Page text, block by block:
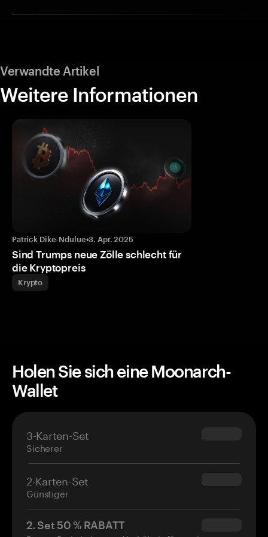
Verwandte Artikel
Weitere Informationen
Patrick Dike-Ndulue•3. Apr. 2025
Sind Trumps neue Zölle schlecht für
die Kryptopreis
Krypto
Holen Sie sich eine Moonarch-
Wallet
3-Karten-Set
Sicherer
$69.90
2-Karten-Set
Günstiger
$54.90
2. Set 50 % RABATT $34.95